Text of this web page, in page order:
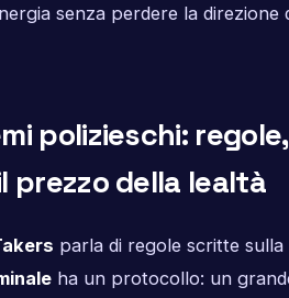
senza perdere la direzione
polizieschi: regole,
prezzo della lealtà
parla di regole scritte sulla
ha un protocollo: un